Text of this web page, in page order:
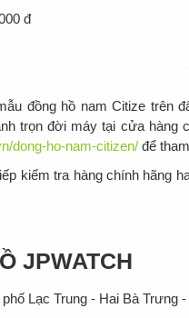
đ
đồng hồ nam Citize trên
trọn đời máy tại cửa hàng
dong-ho-nam-citizen/để
kiểm tra hàng chính hãng
JPWATCH
Lạc Trung - Hai Bà Trưng